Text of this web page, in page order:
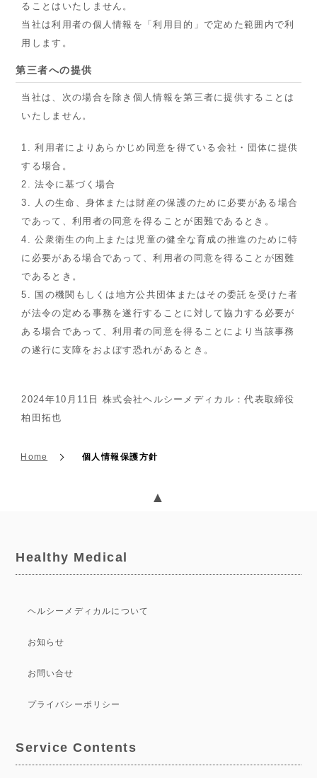
ることはいたしません。
当社は利用者の個人情報を「利用目的」で定めた範囲内で利
用します。
第三者への提供
当社は、次の場合を除き個人情報を第三者に提供することは
いたしません。
1. 利用者によりあらかじめ同意を得ている会社・団体に提供
する場合。
2. 法令に基づく場合
3. 人の生命、身体または財産の保護のために必要がある場合
であって、利用者の同意を得ることが困難であるとき。
4. 公衆衛生の向上または児童の健全な育成の推進のために特
に必要がある場合であって、利用者の同意を得ることが困難
であるとき。
5. 国の機関もしくは地方公共団体またはその委託を受けた者
が法令の定める事務を遂行することに対して協力する必要が
ある場合であって、利用者の同意を得ることにより当該事務
の遂行に支障をおよぼす恐れがあるとき。
2024年10月11日 株式会社ヘルシーメディカル：代表取締役
柏田拓也
Home 個人情報保護方針
▲
Healthy Medical
ヘルシーメディカルについて
お知らせ
お問い合せ
プライバシーポリシー
Service Contents